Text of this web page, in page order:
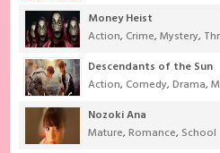
Money Heist
Action, Crime,Mystery,
Descendants of the Sun
Action, Comedy,Drama,
Nozoki Ana
Mature,Romance, School